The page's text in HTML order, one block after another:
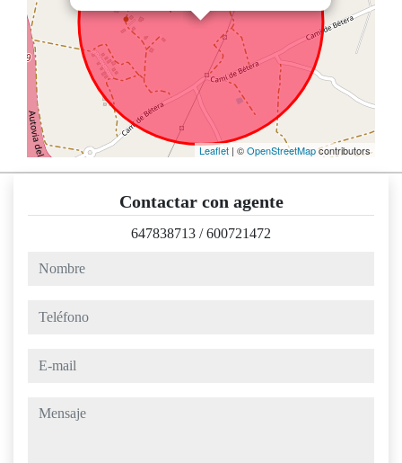
Leaflet | ©OpenStreetMapcontributors
Contactar con agente
647838713 /600721472
nombre
teléfono
e-mail
mensaje